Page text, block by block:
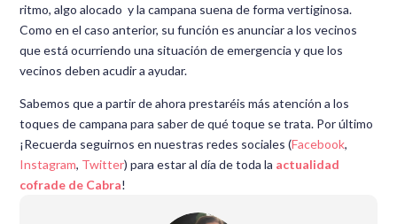
ritmo, algo alocado y la campana suena de forma vertiginosa.
Como en el caso anterior, su función es anunciar a los vecinos
que está ocurriendo una situación de emergencia y que los
vecinos deben acudir a ayudar.
Sabemos que a partir de ahora prestaréis más atención a los
toques de campana para saber de qué toque se trata. Por último
¡Recuerda seguirnos en nuestras redes sociales (Facebook,
Instagram, Twitter) para estar al día de toda la actualidad
cofrade de Cabra!